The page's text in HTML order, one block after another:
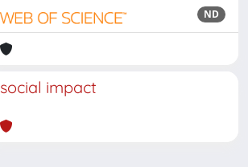
ND
social impact